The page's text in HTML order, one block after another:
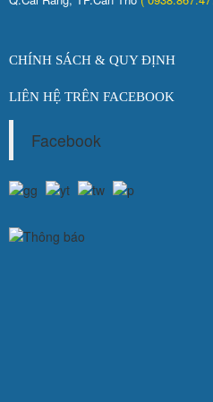
CHÍNH SÁCH & QUY ĐỊNH
LIÊN HỆ TRÊN FACEBOOK
Facebook